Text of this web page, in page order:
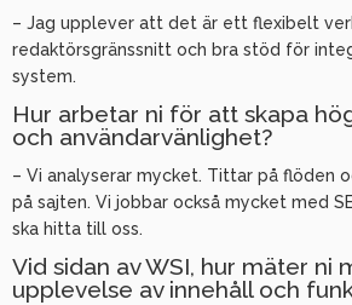
– Jag upplever att det är ett flexibelt
redaktörsgränssnitt och bra stöd för
system.
Hur arbetar ni för att skapa
och användarvänlighet?
– Vi analyserar mycket. Tittar på flöden
på sajten. Vi jobbar också mycket med
ska hitta till oss.
Vid sidan av WSI, hur mäter ni
upplevelse av innehåll och